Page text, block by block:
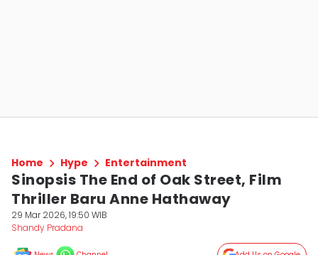
Home Hype Entertainment
Sinopsis The End of Oak Street, Film
Thriller Baru Anne Hathaway
29 Mar 2026, 19:50 WIB
Shandy Pradana